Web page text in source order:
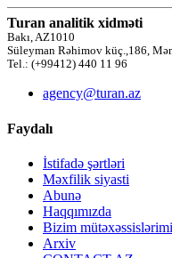
Turan analitik xidməti
Bakı, AZ1010
Süleyman Rəhimov küç.,186,
Tel.: (+99412) 440 11 96
agency@turan.az
Faydalı
İstifadə şərtləri
Məxfilik siyasti
Abunə
Haqqımızda
Bizim
Arxiv